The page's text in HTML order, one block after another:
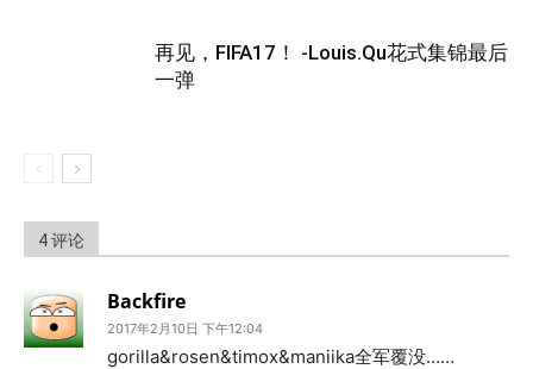
再见，FIFA17！ -Louis.Qu花式集锦最后
一弹
4 评论
Backfire
2017年2月10日 下午12:04
gorilla&rosen&timox&maniika全军覆没……